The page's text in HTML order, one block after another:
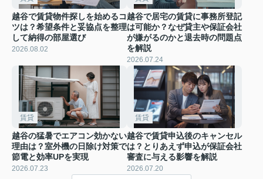
越谷で賃貸物件探しを始めるコ
ツは？希望条件と妥協点を整理
して納得の部屋選び
2026.08.02
越谷で居宅の賃貸に事務所登記
は可能か？なぜ貸主や保証会社
が嫌がるのかと退去時の問題点
を解説
2026.07.24
賃貸
越谷の猛暑でエアコン効かない
理由は？室外機の日除け対策で
節電と効率UPを実現
2026.07.23
賃貸
越谷で賃貸申込後のキャンセル
は？とりあえず申込が保証会社
審査に与える影響を解説
2026.07.20